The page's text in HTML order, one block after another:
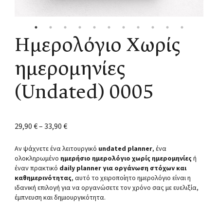
Ημερολόγιο Χωρίς
ημερομηνίες
(Undated) 0005
29,90€–33,90€
Αν ψάχνετε ένα λειτουργικό undated planner, ένα
ολοκληρωμένο ημερήσιο ημερολόγιο χωρίς ημερομηνίεςή
έναν πρακτικό daily planner για οργάνωση στόχων και
καθημερινότητας, αυτό το χειροποίητο ημερολόγιο είναι η
ιδανική επιλογή για να οργανώσετε τον χρόνο σας με ευελιξία,
έμπνευση και δημιουργικότητα.